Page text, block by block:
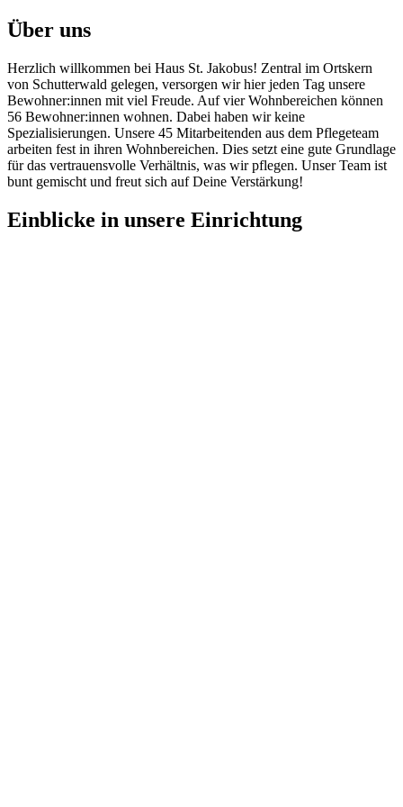
Über uns
Herzlich willkommen bei Haus St. Jakobus! Zentral im Ortskern
von Schutterwald gelegen, versorgen wir hier jeden Tag unsere
Bewohner:innen mit viel Freude. Auf vier Wohnbereichen können
56 Bewohner:innen wohnen. Dabei haben wir keine
Spezialisierungen. Unsere 45 Mitarbeitenden aus dem Pflegeteam
arbeiten fest in ihren Wohnbereichen. Dies setzt eine gute Grundlage
für das vertrauensvolle Verhältnis, was wir pflegen. Unser Team ist
bunt gemischt und freut sich auf Deine Verstärkung!
Einblicke in unsere Einrichtung